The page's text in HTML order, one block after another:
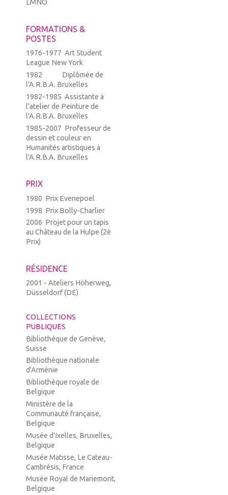
LMNO
FORMATIONS &
POSTES
1976-1977 Art Student
League New York
1982 Diplômée de
l'A.R.B.A. Bruxelles
1982-1985 Assistante à
l'atelier de Peinture de
l'A.R.B.A. Bruxelles
1985-2007 Professeur de
dessin et couleur en
Humanités artistiques à
l'A.R.B.A. Bruxelles
PRIX
1980 Prix Evenepoel
1998 Prix Bolly-Charlier
2006 Projet pour un tapis
au Château de la Hulpe (2è
Prix)
RÉSIDENCE
2001 - Ateliers Höherweg,
Düsseldorf (DE)
COLLECTIONS
PUBLIQUES
Bibliothèque de Genève,
Suisse
Bibliothèque nationale
d'Arménie
Bibliothèque royale de
Belgique
Ministère de la
Communauté française,
Belgique
Musée d'Ixelles, Bruxelles,
Belgique
Musée Matisse, Le Cateau-
Cambrésis, France
Musée Royal de Mariemont,
Belgique